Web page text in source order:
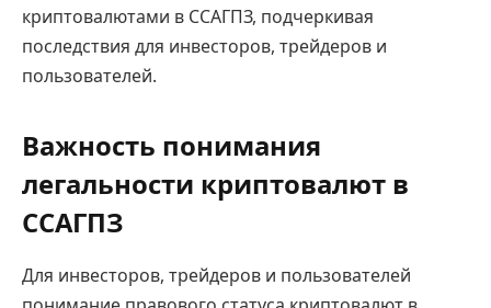
криптовалютами в ССАГПЗ, подчеркивая
последствия для инвесторов, трейдеров и
пользователей.
Важность понимания
легальности криптовалют в
ССАГПЗ
Для инвесторов, трейдеров и пользователей